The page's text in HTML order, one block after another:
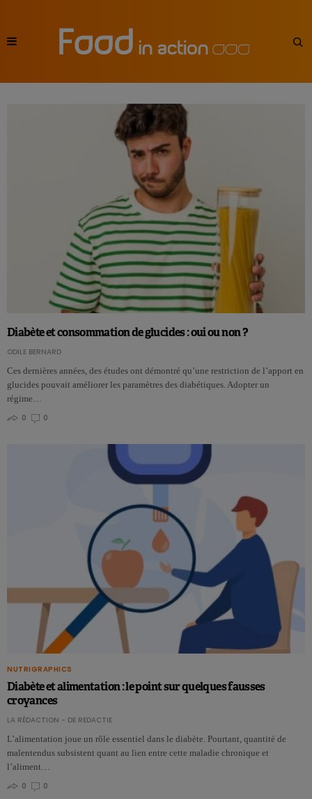
Diabète et consommation de glucides : oui ou non ?
ODILE BERNARD
Ces dernières années, des études ont démontré qu’une restriction de l’apport en
glucides pouvait améliorer les paramètres des diabétiques. Adopter un
régime…
0
0
NUTRIGRAPHICS
Diabète et alimentation : le point sur quelques fausses
croyances
LA RÉDACTION - DE REDACTIE
L’alimentation joue un rôle essentiel dans le diabète. Pourtant, quantité de
malentendus subsistent quant au lien entre cette maladie chronique et
l’aliment…
0
0